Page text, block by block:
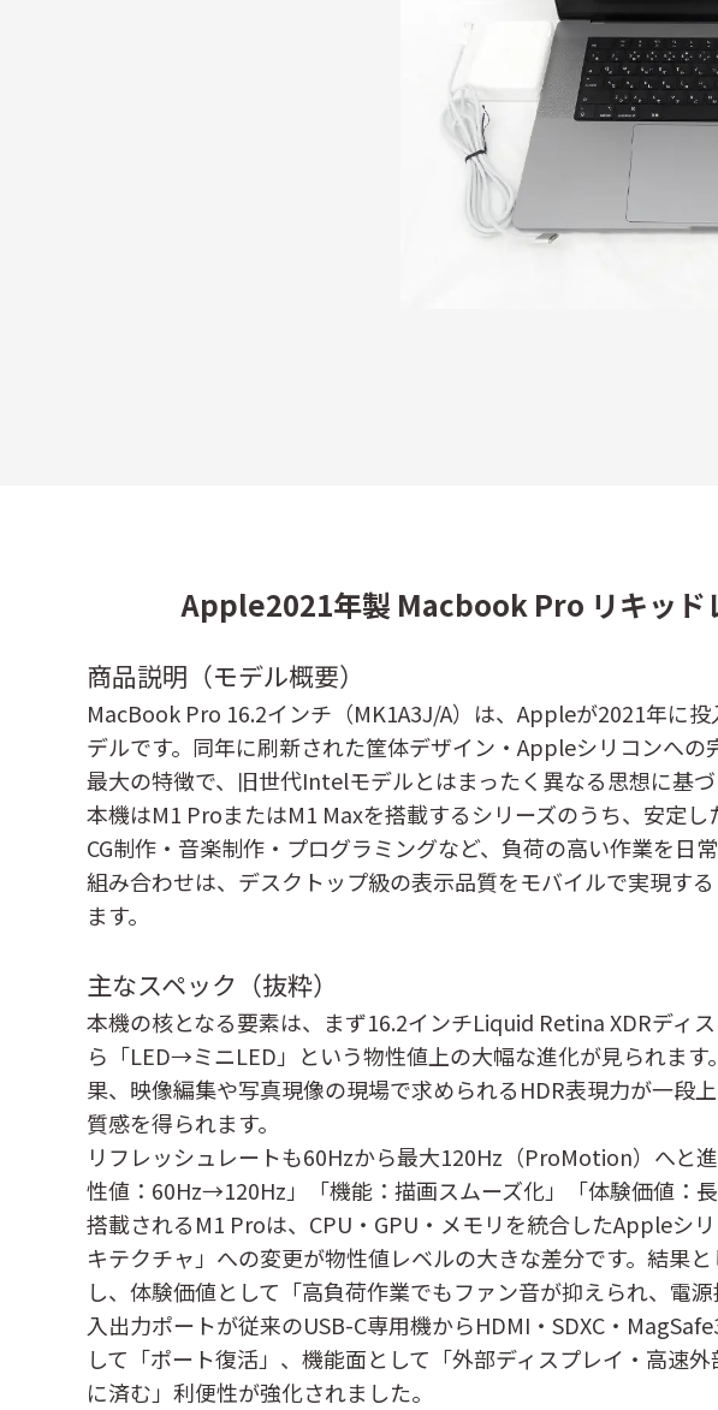
Apple2021年製 Macbook Pro リキッド
商品説明（モデル概要）
MacBook Pro 16.2インチ（MK1A3J/A）は、Appleが2021年に
デルです。同年に刷新された筐体デザイン・Appleシリコンへ
最大の特徴で、旧世代Intelモデルとはまったく異なる思想に基づ
本機はM1 ProまたはM1 Maxを搭載するシリーズのうち、安定
CG制作・音楽制作・プログラミングなど、負荷の高い作業を日
組み合わせは、デスクトップ級の表示品質をモバイルで実現す
ます。
主なスペック（抜粋）
本機の核となる要素は、まず16.2インチLiquid Retina XDRディ
ら「LED→ミニLED」という物性値上の大幅な進化が見られま
果、映像編集や写真現像の現場で求められるHDR表現力が一段
質感を得られます。
リフレッシュレートも60Hzから最大120Hz（ProMotion）へと
性値：60Hz→120Hz」「機能：描画スムーズ化」「体験価値：
搭載されるM1 Proは、CPU・GPU・メモリを統合したAppleシ
キテクチャ」への変更が物性値レベルの大きな差分です。結果
し、体験価値として「高負荷作業でもファン音が抑えられ、電
入出力ポートが従来のUSB-C専用機からHDMI・SDXC・
して「ポート復活」、機能面として「外部ディスプレイ・高速
に済む」利便性が強化されました。